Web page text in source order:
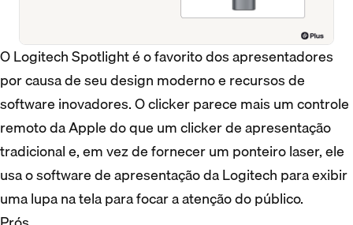
O Logitech Spotlight é o favorito dos apresentadores
por causa de seu design moderno e recursos de
software inovadores. O clicker parece mais um controle
remoto da Apple do que um clicker de apresentação
tradicional e, em vez de fornecer um ponteiro laser, ele
usa o software de apresentação da Logitech para exibir
uma lupa na tela para focar a atenção do público.